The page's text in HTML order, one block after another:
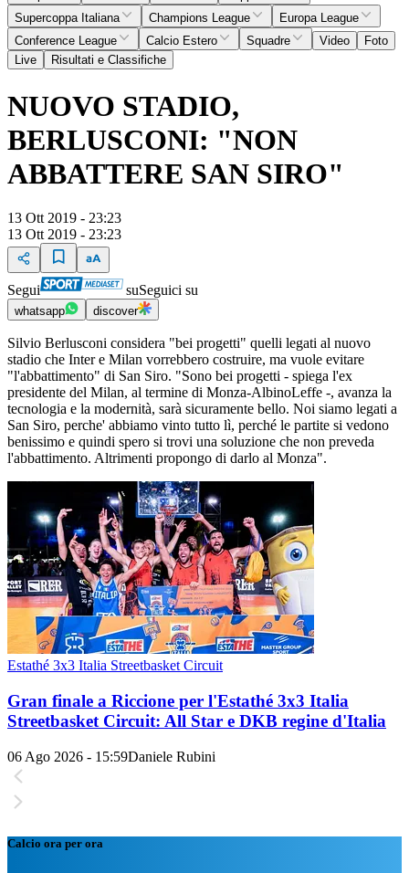
Supercoppa Italiana
Champions League
Europa League
Conference League
Calcio Estero Squadre Video
Foto
Live
Risultati e Classifiche
NUOVO STADIO,
BERLUSCONI: "NON
ABBATTERE SAN SIRO"
13 Ott 2019 - 23:23
13 Ott 2019 - 23:23
Segui suSeguici su
whatsapp discover
Silvio Berlusconi considera "bei progetti" quelli legati al nuovo
stadio che Inter e Milan vorrebbero costruire, ma vuole evitare
"l'abbattimento" di San Siro. "Sono bei progetti - spiega l'ex
presidente del Milan, al termine di Monza-AlbinoLeffe -, avanza la
tecnologia e la modernità, sarà sicuramente bello. Noi siamo legati a
San Siro, perche' abbiamo vinto tutto lì, perché le partite si vedono
benissimo e quindi spero si trovi una soluzione che non preveda
l'abbattimento. Altrimenti propongo di darlo al Monza".
Estathé 3x3 Italia Streetbasket Circuit
Gran finale a Riccione per l'Estathé 3x3 Italia
Streetbasket Circuit: All Star e DKB regine d'Italia
06 Ago 2026 - 15:59Daniele Rubini
Calcio ora per ora